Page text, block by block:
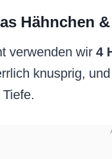
Hähnchen
verwenden wir 4
knusprig,